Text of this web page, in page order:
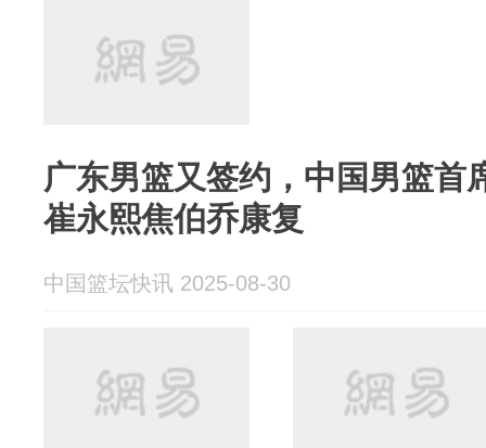
广东男篮又签约，中国男篮首
崔永熙焦伯乔康复
中国篮坛快讯 2025-08-30